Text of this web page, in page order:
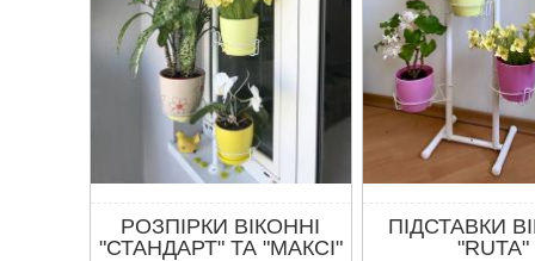
РОЗПІРКИ ВІКОННІ
"СТАНДАРТ" ТА "МАКСІ"
ПІДСТАВКИ
"RUTA"